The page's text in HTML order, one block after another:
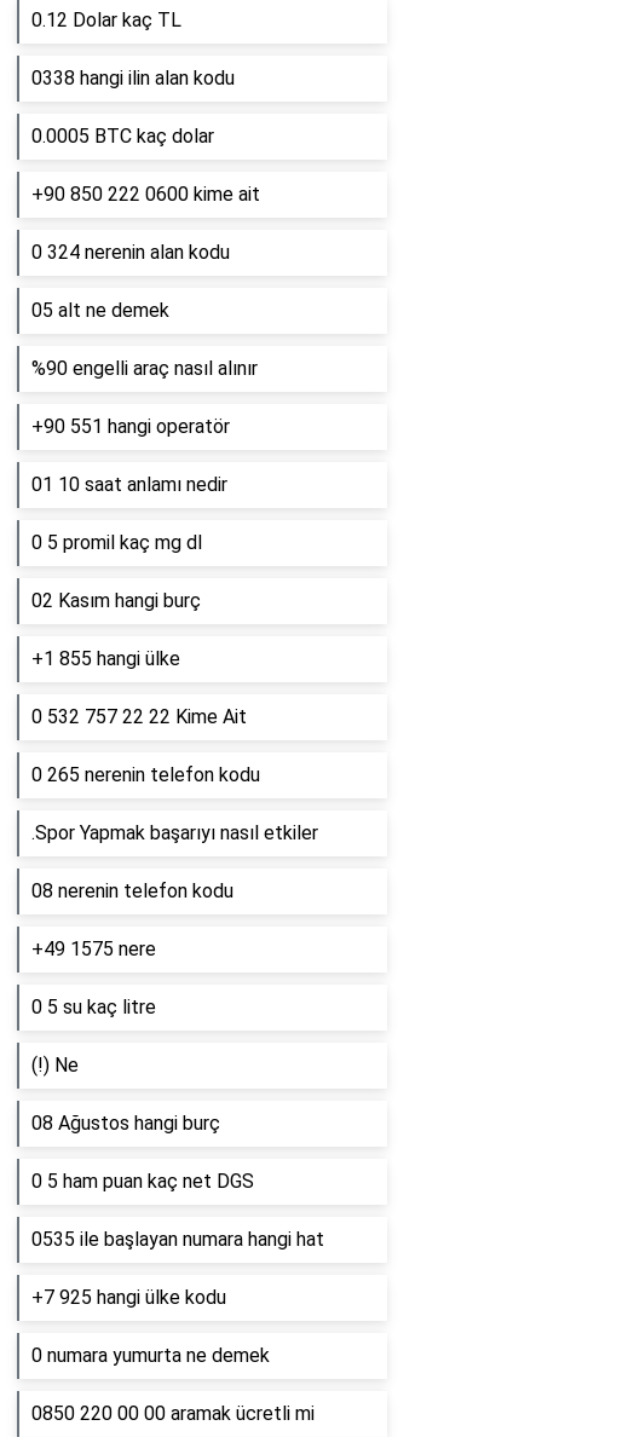
0.12 Dolar kaç TL
0338 hangi ilin alan kodu
0.0005 BTC kaç dolar
+90 850 222 0600 kime ait
0 324 nerenin alan kodu
05 alt ne demek
%90 engelli araç nasıl alınır
+90 551 hangi operatör
01 10 saat anlamı nedir
0 5 promil kaç mg dl
02 Kasım hangi burç
+1 855 hangi ülke
0 532 757 22 22 Kime Ait
0 265 nerenin telefon kodu
.Spor Yapmak başarıyı nasıl etkiler
08 nerenin telefon kodu
+49 1575 nere
0 5 su kaç litre
(!) Ne
08 Ağustos hangi burç
0 5 ham puan kaç net DGS
0535 ile başlayan numara hangi hat
+7 925 hangi ülke kodu
0 numara yumurta ne demek
0850 220 00 00 aramak ücretli mi